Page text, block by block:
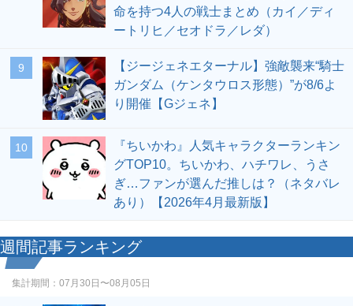
命を持つ4人の戦士まとめ（カイ／ディ
ートリヒ／セオドラ／レダ）
9
【ジージェネエターナル】強敵襲来“騎士
ガンダム（ケンタウロス形態）”が8/6よ
り開催【Gジェネ】
10
『ちいかわ』人気キャラクターランキン
グTOP10。ちいかわ、ハチワレ、うさ
ぎ…ファンが選んだ推しは？（ネタバレ
あり）【2026年4月最新版】
週間記事ランキング
集計期間： 07月30日〜08月05日